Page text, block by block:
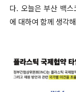
다. 오늘은 부산 백
에 대하여 함께 생각